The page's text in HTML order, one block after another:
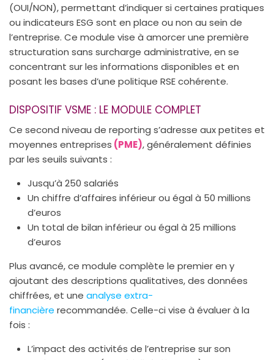
(OUI/NON), permettant d’indiquer si certaines pratiques
ou indicateurs ESG sont en place ou non au sein de
l’entreprise. Ce module vise à amorcer une première
structuration sans surcharge administrative, en se
concentrant sur les informations disponibles et en
posant les bases d’une politique RSE cohérente.
DISPOSITIF VSME : LE MODULE COMPLET
Ce second niveau de reporting s’adresse aux petites et
moyennes entreprises (PME), généralement définies
par les seuils suivants :
Jusqu’à 250 salariés
Un chiffre d’affaires inférieur ou égal à 50 millions
d’euros
Un total de bilan inférieur ou égal à 25 millions
d’euros
Plus avancé, ce module complète le premier en y
ajoutant des descriptions qualitatives, des données
chiffrées, et une analyse extra-
financière recommandée. Celle-ci vise à évaluer à la
fois :
L’impact des activités de l’entreprise sur son